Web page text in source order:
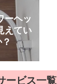
ーヘッ
えてい
ービス一覧